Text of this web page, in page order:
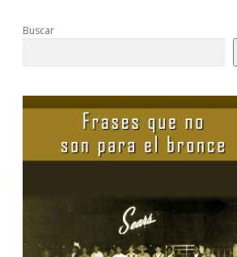
Sidebar
Buscar